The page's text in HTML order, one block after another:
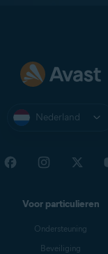
Nederland
Voor particulieren
Ondersteuning
Beveiliging